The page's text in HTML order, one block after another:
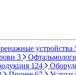
устройства
3
124